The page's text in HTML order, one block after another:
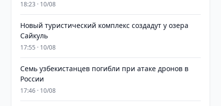
18:23 · 10/08
Новый туристический комплекс создадут у озера
Сайкуль
17:55 · 10/08
Семь узбекистанцев погибли при атаке дронов в
России
17:46 · 10/08